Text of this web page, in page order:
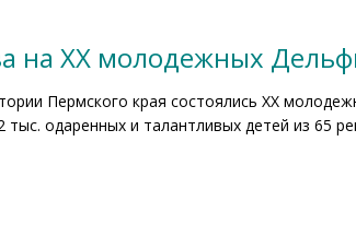
на XX молодежных
Пермского края состоялись XX
тыс. одаренных и талантливых детей из 65